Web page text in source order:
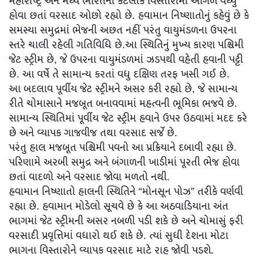
હોવા છતાં વરસાદ ઓછો રહ્યો છે. હવામાન નિષ્ણાતોનું કહેવું છે કે
સમસ્યા સમુદ્રમાં ભેજની અછત નહીં પરંતુ વાયુમંડળના ઉપરના
સ્તરે ચાલી રહેલી ગતિવિધિ છે.આ સ્થિતિનું મુખ્ય કારણ પશ્ચિમી
જેટ સ્ટ્રીમ છે, જે ઉપરના વાયુમંડળમાં ઝડપથી વહેતી હવાની પટ્ટી
છે. આ વર્ષે તે સામાન્ય કરતાં વધુ દક્ષિણ તરફ ખસી ગઈ છે.
આ બદલાવ પૂર્વીય જેટ સ્ટ્રીમને અસર કરી રહ્યો છે, જે સામાન્ય
રીતે ચોમાસાને મજબૂત બનાવવામાં મહત્વની ભૂમિકા ભજવે છે.
સામાન્ય સ્થિતિમાં પૂર્વીય જેટ સ્ટ્રીમ હવાને ઉપર ઉઠવામાં મદદ કરે
છે અને વ્યાપક ગાજવીજ તથા વરસાદ સર્જે છે.
પરંતુ હાલ મજબૂત પશ્ચિમી પવનો આ પ્રક્રિયાને દબાવી રહ્યા છે.
પરિણામે અરબી સમુદ્ર અને બંગાળની ખાડીમાં પૂરતી ભેજ હોવા
છતાં વાદળો અને વરસાદ જોવા મળતો નથી.
હવામાન નિષ્ણાતો હાલની સ્થિતિને “મોનસૂન પોઝ” તરીકે વર્ણવી
રહ્યા છે. હવામાન મોડેલો સૂચવે છે કે આ અઠવાડિયાના અંત
ભાગમાં જેટ સ્ટ્રીમની અસર નબળી પડી શકે છે અને ચોમાસું ફરી
વરસાદી પ્રવૃત્તિમાં વધારો થઈ શકે છે. ત્યાં સુધી દેશના મોટા
ભાગના વિસ્તારોને વ્યાપક વરસાદ માટે રાહ જોવી પડશે.